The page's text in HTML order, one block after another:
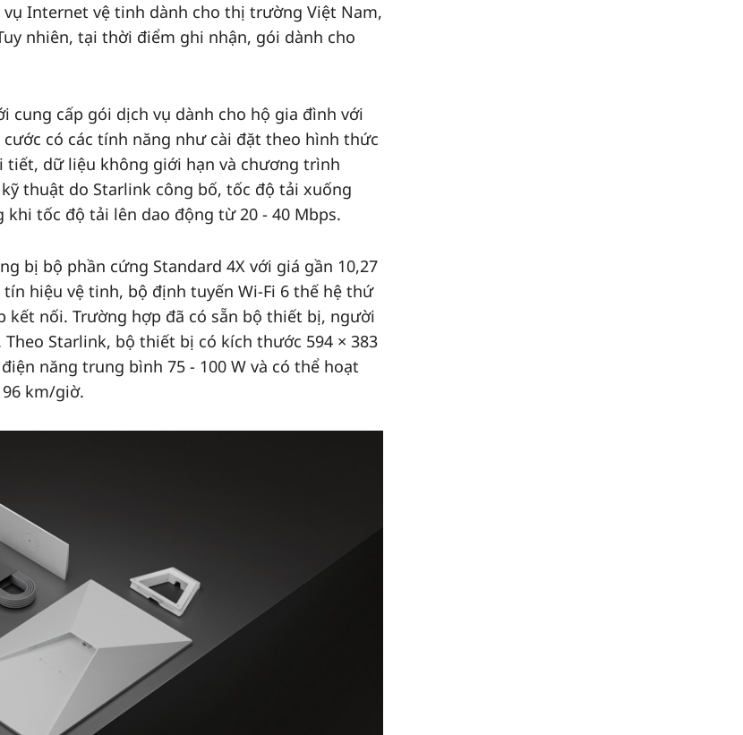
Internet vệ tinh dành cho thị trường Việt Nam,
nhiên, tại thời điểm ghi nhận, gói dành cho
cung cấp gói dịch vụ dành cho hộ gia đình với
có các tính năng như cài đặt theo hình thức
tiết, dữ liệu không giới hạn và chương trình
thuật do Starlink công bố, tốc độ tải xuống
tốc độ tải lên dao động từ 20 - 40 Mbps.
bị bộ phần cứng Standard 4X với giá gần 10,27
hiệu vệ tinh, bộ định tuyến Wi-Fi 6 thế hệ thứ
kết nối. Trường hợp đã có sẵn bộ thiết bị, người
Starlink, bộ thiết bị có kích thước 594 × 383
năng trung bình 75 - 100 W và có thể hoạt
km/giờ.